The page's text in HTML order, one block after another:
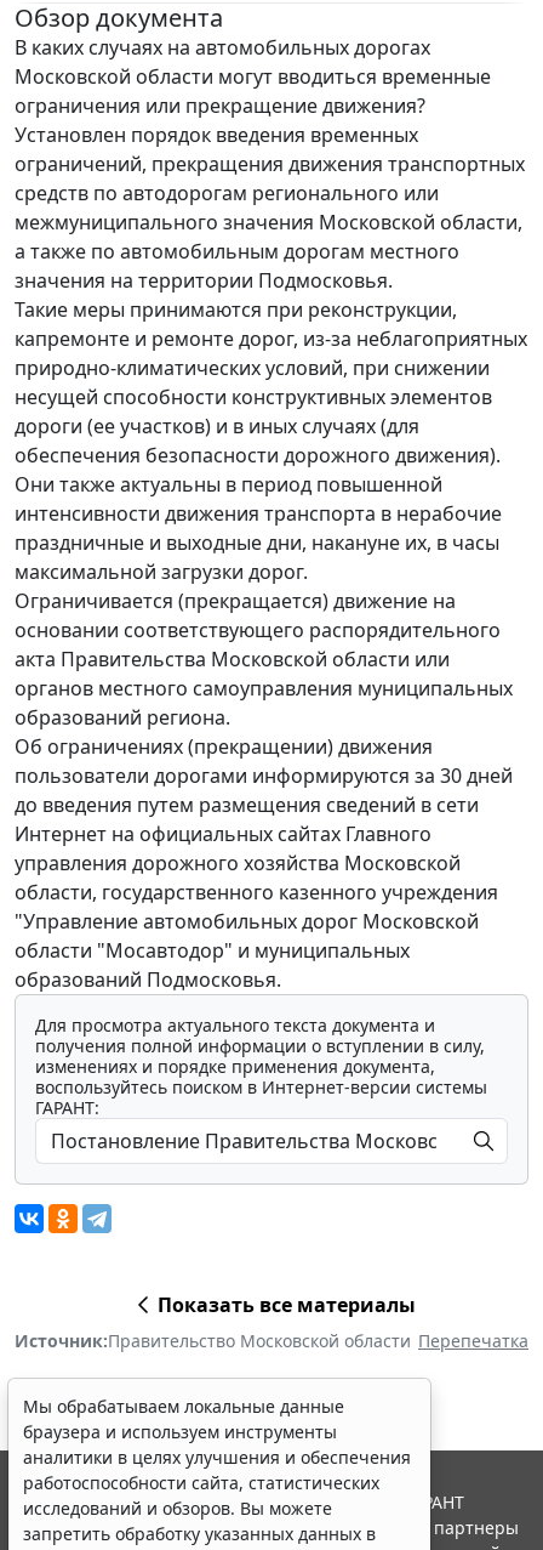
Обзор документа
В каких случаях на автомобильных дорогах
Московской области могут вводиться временные
ограничения или прекращение движения?
Установлен порядок введения временных
ограничений, прекращения движения транспортных
средств по автодорогам регионального или
межмуниципального значения Московской области,
а также по автомобильным дорогам местного
значения на территории Подмосковья.
Такие меры принимаются при реконструкции,
капремонте и ремонте дорог, из-за неблагоприятных
природно-климатических условий, при снижении
несущей способности конструктивных элементов
дороги (ее участков) и в иных случаях (для
обеспечения безопасности дорожного движения).
Они также актуальны в период повышенной
интенсивности движения транспорта в нерабочие
праздничные и выходные дни, накануне их, в часы
максимальной загрузки дорог.
Ограничивается (прекращается) движение на
основании соответствующего распорядительного
акта Правительства Московской области или
органов местного самоуправления муниципальных
образований региона.
Об ограничениях (прекращении) движения
пользователи дорогами информируются за 30 дней
до введения путем размещения сведений в сети
Интернет на официальных сайтах Главного
управления дорожного хозяйства Московской
области, государственного казенного учреждения
"Управление автомобильных дорог Московской
области "Мосавтодор" и муниципальных
образований Подмосковья.
Для просмотра актуального текста документа и
получения полной информации о вступлении в силу,
изменениях и порядке применения документа,
воспользуйтесь поиском в Интернет-версии системы
ГАРАНТ:
Показать все материалы
Источник:Правительство Московской области Перепечатка
Мы обрабатываем локальные данные
браузера и используем инструменты
аналитики в целях улучшения и обеспечения
работоспособности сайта, статистических
исследований и обзоров. Вы можете
запретить обработку указанных данных в
© ООО "НПП "ГАРАНТ-СЕРВИС", 2026. Система ГАРАНТ
выпускается с 1990 года. Компания "Гарант" и ее партнеры